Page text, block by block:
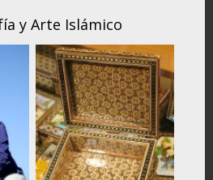
y Arte Islámico